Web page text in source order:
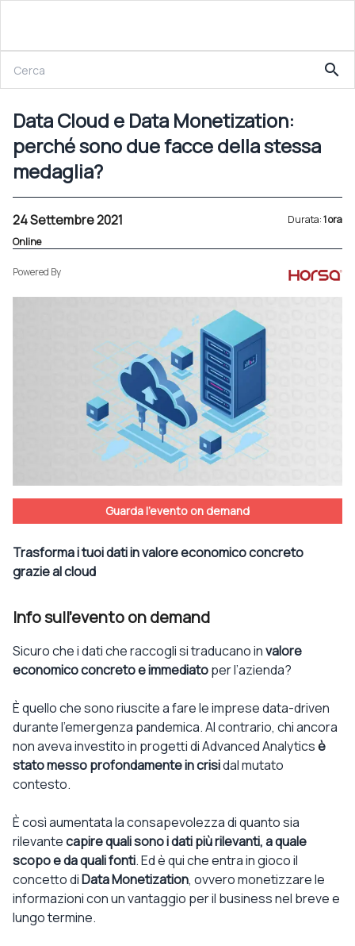
Data Cloud e Data Monetization: perché sono due facce della stessa medaglia?
search
Data Cloud e Data Monetization:
perché sono due facce della stessa
medaglia?
24 Settembre 2021 Durata:1 ora
Online
Powered By
Guarda l'evento on demand
Trasforma i tuoi dati in valore economico concreto
grazie al cloud
Info sull'evento on demand
Sicuro che i dati che raccogli si traducano invalore
economico concreto e immediatoper l’azienda?
È quello che sono riuscite a fare le imprese data-driven
durante l’emergenza pandemica. Al contrario, chi ancora
non aveva investito in progetti di Advanced Analyticsè
stato messo profondamente in crisidal mutato
contesto.
È così aumentata la consapevolezza di quanto sia
rilevantecapire quali sono i dati più rilevanti, a quale
scopo e da quali fonti. Ed è qui che entra in gioco il
concetto diData Monetization, ovvero monetizzare le
informazioni con un vantaggio per il business nel breve e
lungo termine.